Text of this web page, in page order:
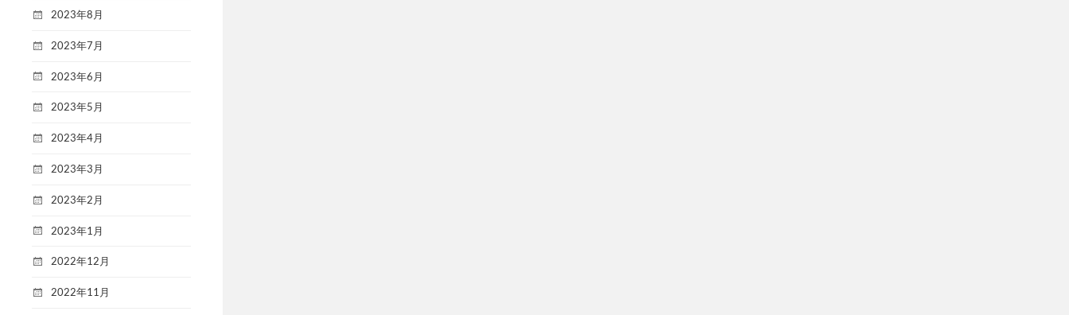
2023年8月
2023年7月
2023年6月
2023年5月
2023年4月
2023年3月
2023年2月
2023年1月
2022年12月
2022年11月